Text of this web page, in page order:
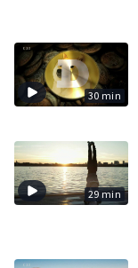
30 min
29 min